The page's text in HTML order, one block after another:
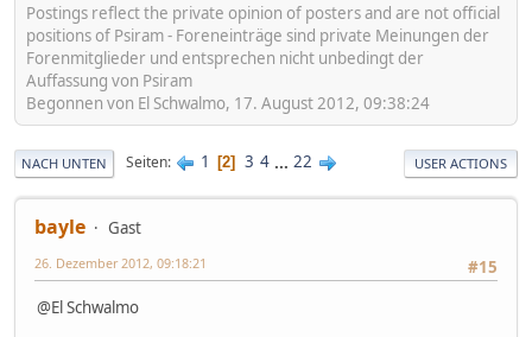
Postings reflect the private opinion of posters and are not official
positions of Psiram - Foreneinträge sind private Meinungen der
Forenmitglieder und entsprechen nicht unbedingt der
Auffassung von Psiram
Begonnen von El Schwalmo, 17. August 2012, 09:38:24
NACH UNTEN Seiten 1 2 3 4 ... 22 USER ACTIONS
bayle
Gast
#15
26. Dezember 2012, 09:18:21
@El Schwalmo